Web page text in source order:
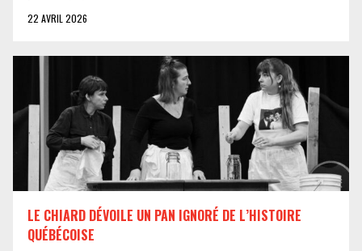
22 AVRIL 2026
LE CHIARD DÉVOILE UN PAN IGNORÉ DE L’HISTOIRE
QUÉBÉCOISE